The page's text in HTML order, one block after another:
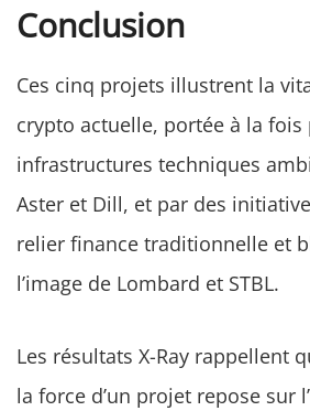
Conclusion
Ces cinq projets illustrent la
crypto actuelle, portée à la fois
infrastructures techniques
Aster et Dill, et par des
relier finance traditionnelle et
l’image de Lombard et STBL.
Les résultats X-Ray rappellent
la force d’un projet repose sur